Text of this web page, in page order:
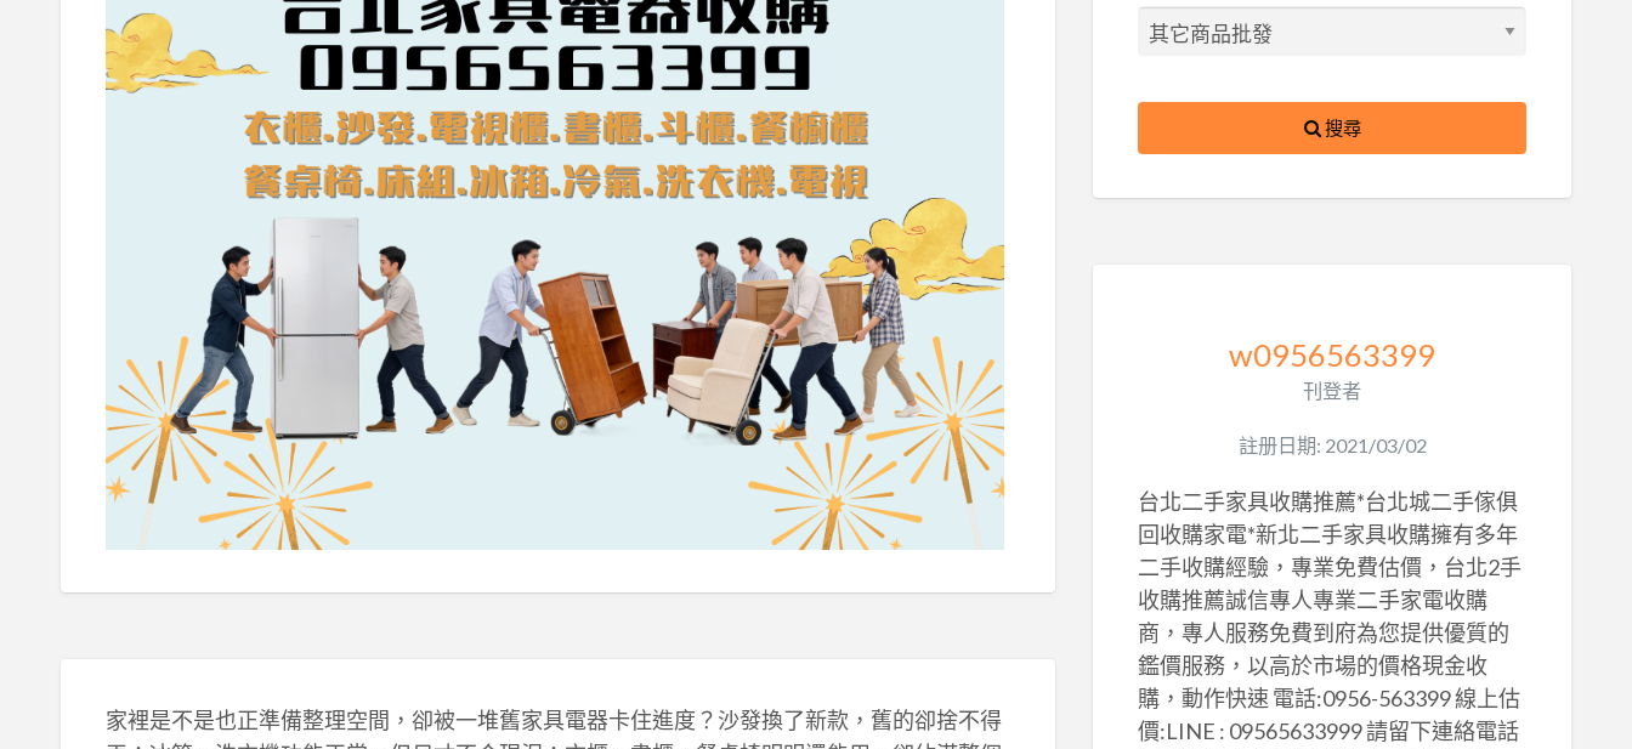
家裡是不是也正準備整理空間，卻被一堆舊家具電器卡住進度？沙發換了新款，舊的卻捨不得
搜尋
w0956563399
刊登者
註册日期: 2021/03/02
台北二手家具收購推薦*台北城二手傢俱
回收購家電*新北二手家具收購擁有多年
二手收購經驗，專業免費估價，台北2手
收購推薦誠信專人專業二手家電收購
商，專人服務免費到府為您提供優質的
鑑價服務，以高於市場的價格現金收
購，動作快速 電話:0956-563399 線上估
價:LINE : 09565633999 請留下連絡電話